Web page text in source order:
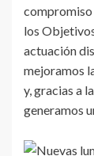
los
actuación
mejoramos
y, gracias a
generamos